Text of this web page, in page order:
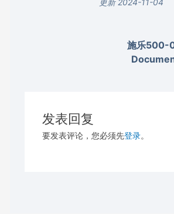
施乐500-
发表回复
要发表评论，您必须先登录。